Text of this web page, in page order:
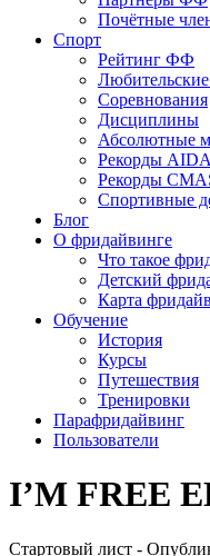
Почётные
Спорт
Рейтинг ФФ
Соревнования
Дисциплины
Абсолютные
Рекорды AIDA
Рекорды
Спортивные
Блог
О фридайвинге
Что такое
Детский
Карта
Обучение
История
Курсы
Путешествия
Тренировки
Парафридайвинг
Пользователи
I’M FREE
Стартовый лист -